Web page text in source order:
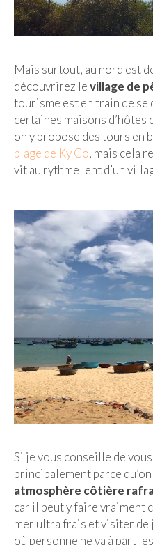
CHINE
– Beijing
– Guilin
– Xi’an
CORÉE DU SUD
– Séoul
DANEMARK
– Copenhague
FRANCE
– Nice
– Paris
– La Réunion
JAPON
– Osaka
PÉROU
USA
– Los Angeles
VIETNAM
Mais surtout, au nord est
découvrirez levillage de
tourisme est en train de se
certaines maisons d’hôtes
on y propose des tours en
plage de Ky Co, mais cela
vit au rythme lent d’un
Si je vous conseille de
principalement parce
atmosphère côtière
car il peut y faire vraiment
mer ultra frais et visiter de
où personne ne va à part